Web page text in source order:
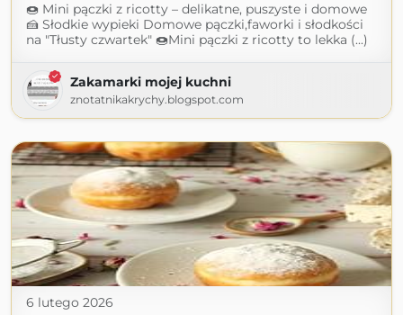
🍩 Mini pączki z ricotty – delikatne, puszyste i domowe
🍰 Słodkie wypieki Domowe pączki,faworki i słodkości
na "Tłusty czwartek" 🍩Mini pączki z ricotty to lekka (...)
Zakamarki mojej kuchni
znotatnikakrychy.blogspot.com
6 lutego 2026